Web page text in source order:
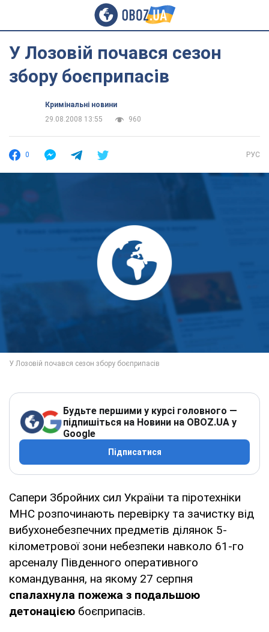
У Лозовій почався сезон
збору боєприпасів
Кримінальні новини
29.08.2008 13:55
960
0 РУС
Будьте першими у курсі головного —
підпишіться на Новини на OBOZ.UA у
Google
Підписатися
Сапери Збройних сил України та піротехніки
МНС розпочинають перевірку та зачистку від
вибухонебезпечних предметів ділянок 5-
кілометрової зони небезпеки навколо 61-го
арсеналу Південного оперативного
командування, на якому 27 серпня
спалахнула пожежа з подальшою
детонацією боєприпасів.